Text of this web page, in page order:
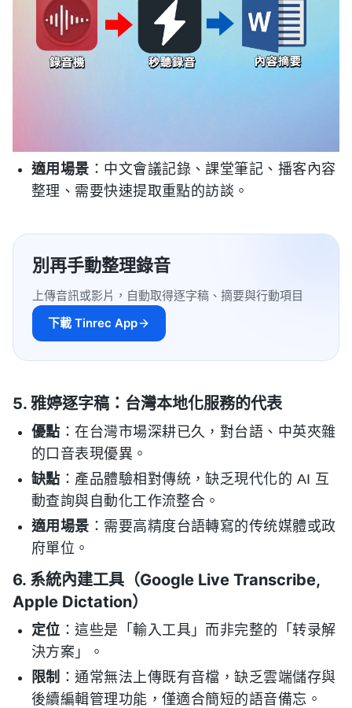
適用場景 ：中文會議記錄、課堂筆記、播客內容
整理、需要快速提取重點的訪談。
別再手動整理錄音
上傳音訊或影片，自動取得逐字稿、摘要與行動項目
下載 Tinrec App
5. 雅婷逐字稿：台灣本地化服務的代表
優點 ：在台灣市場深耕已久，對台語、中英夾雜
的口音表現優異。
缺點 ：產品體驗相對傳統，缺乏現代化的 AI 互
動查詢與自動化工作流整合。
適用場景 ：需要高精度台語轉寫的传统媒體或政
府單位。
6. 系統內建工具（Google Live Transcribe,
Apple Dictation）
定位 ：這些是「輸入工具」而非完整的「转录解
決方案」。
限制 ：通常無法上傳既有音檔，缺乏雲端儲存與
後續編輯管理功能，僅適合簡短的語音備忘。